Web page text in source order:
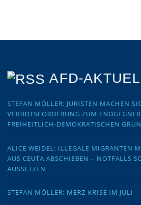
AFD-
STEFAN MÖLLER: JURISTEN MACHEN
VERBOTSFORDERUNG ZUM
FREIHEITLICH-DEMOKRATISCHEN
ALICE WEIDEL: ILLEGALE MIGRANTEN
AUS CEUTA ABSCHIEBEN – NOTFALLS
AUSSETZEN
STEFAN MÖLLER: MERZ-KRISE IM JULI